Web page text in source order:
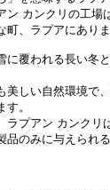
ン カンクリの工場
町、ラプアにありま
に覆われる長い冬
美しい自然環境で
。
ラプアン カンクリ
品のみに与えられ